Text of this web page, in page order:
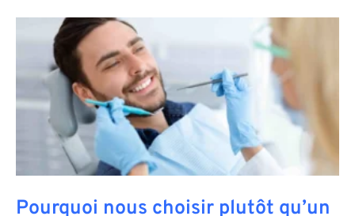
Pourquoi nous choisir plutôt qu’un